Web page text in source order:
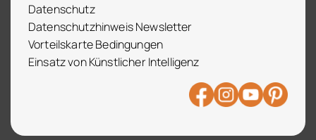
Datenschutz
Datenschutzhinweis Newsletter
Vorteilskarte Bedingungen
Einsatz von Künstlicher Intelligenz